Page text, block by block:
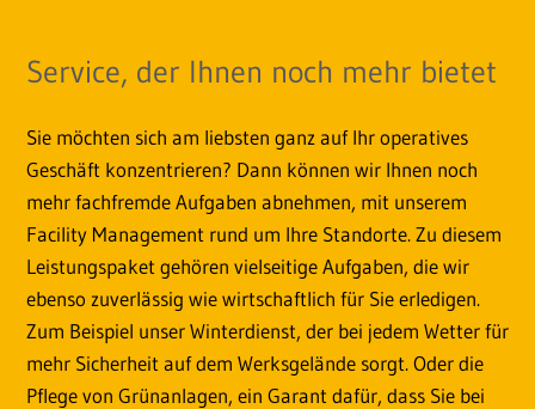
Service, der Ihnen noch mehr bietet
Sie möchten sich am liebsten ganz auf Ihr operatives
Geschäft konzentrieren? Dann können wir Ihnen noch
mehr fachfremde Aufgaben abnehmen, mit unserem
Facility Management rund um Ihre Standorte. Zu diesem
Leistungspaket gehören vielseitige Aufgaben, die wir
ebenso zuverlässig wie wirtschaftlich für Sie erledigen.
Zum Beispiel unser Winterdienst, der bei jedem Wetter für
mehr Sicherheit auf dem Werksgelände sorgt. Oder die
Pflege von Grünanlagen, ein Garant dafür, dass Sie bei